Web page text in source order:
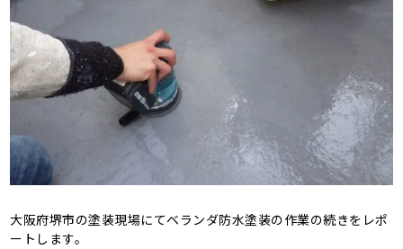
大阪府堺市の塗装現場にてベランダ防水塗装の作業の続きをレポ
ートします。